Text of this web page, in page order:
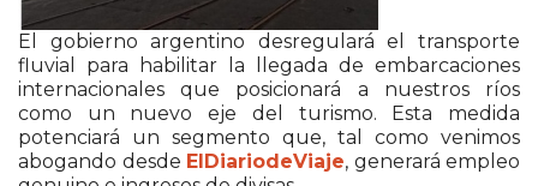
El gobierno argentino desregulará el transporte
fluvial para habilitar la llegada de embarcaciones
internacionales que posicionará a nuestros ríos
como un nuevo eje del turismo. Esta medida
potenciará un segmento que, tal como venimos
abogando desde ElDiariodeViaje, generará empleo